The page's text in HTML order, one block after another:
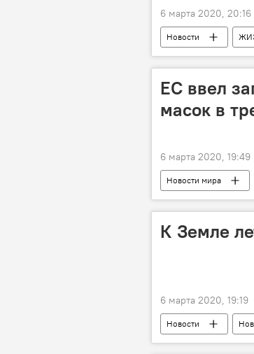
6 марта 2020, 20:16
Новости
Издание
ЕС ввел
масок в
6 марта 2020, 19:49
Новости мира
запрет
К Земле
6 марта 2020, 19:19
Новости